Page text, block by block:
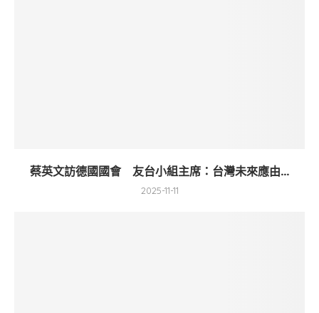
蔡英文訪德國國會 友台小組主席：台灣未來應由...
2025-11-11